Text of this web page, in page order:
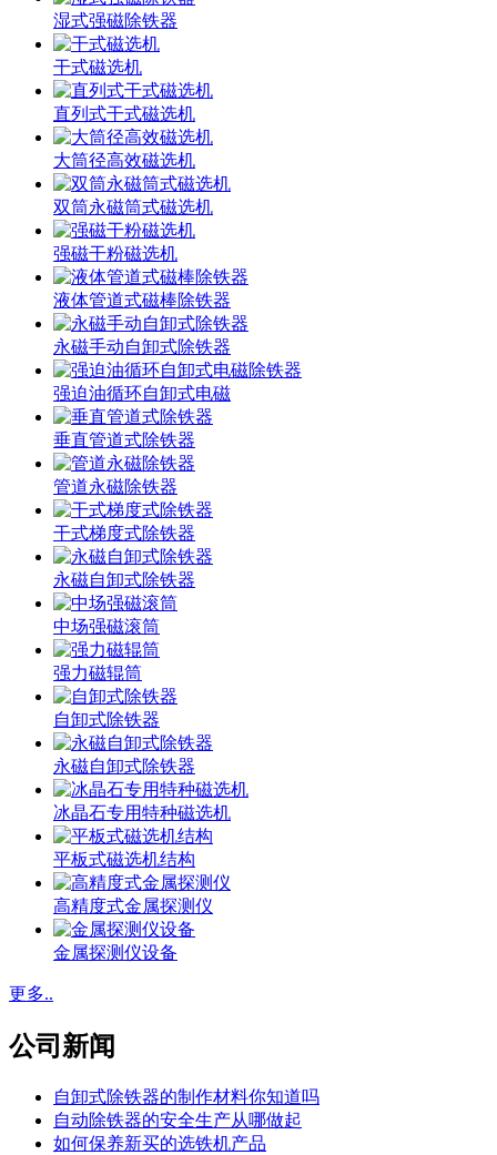
湿式强磁除铁器
干式磁选机
直列式干式磁选机
大筒径高效磁选机
双筒永磁筒式磁选机
强磁干粉磁选机
液体管道式磁棒除铁器
永磁手动自卸式除铁器
强迫油循环自卸式电磁
垂直管道式除铁器
管道永磁除铁器
干式梯度式除铁器
永磁自卸式除铁器
中场强磁滚筒
强力磁辊筒
自卸式除铁器
永磁自卸式除铁器
冰晶石专用特种磁选机
平板式磁选机结构
高精度式金属探测仪
金属探测仪设备
更多..
公司新闻
自卸式除铁器的制作材料你知道吗
自动除铁器的安全生产从哪做起
如何保养新买的选铁机产品